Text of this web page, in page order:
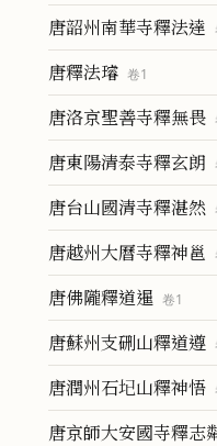
唐韶州南華寺釋法達
唐釋法璿 卷1
唐洛京聖善寺釋無畏
唐東陽清泰寺釋玄朗
唐台山國清寺釋湛然
唐越州大曆寺釋神邕
唐佛隴釋道暹 卷1
唐蘇州支硎山釋道遵
唐潤州石𡉏山釋神悟
唐京師大安國寺釋志